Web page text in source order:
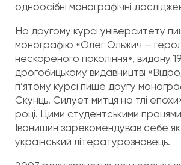
одноосібні монографічні
На другому курсі університету
монографію «Олег Ольжич —
нескореного покоління», видану
дрогобицькому видавництві
п’ятому курсі пише другу
Скунць. Силует митця на тлі
році. Цими студентськими
Іванишин зарекомендував себе
український літературознавець.